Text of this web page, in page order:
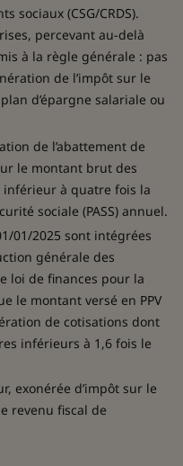
sociaux (CSG/CRDS).
percevant au-delà
à la règle générale : pas
de l’impôt sur le
d’épargne salariale ou
de l’abattement de
le montant brut des
à quatre fois la
sociale (PASS) annuel.
01/2025 sont intégrées
générale des
loi de finances pour la
le montant versé en PPV
de cotisations dont
inférieurs à 1,6 fois le
exonérée d’impôt sur le
revenu fiscal de